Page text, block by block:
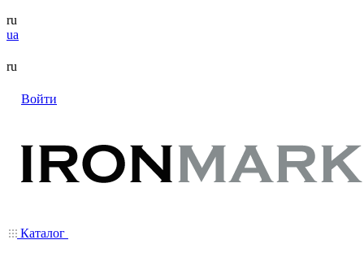
ru
ua
ru
Войти
Каталог